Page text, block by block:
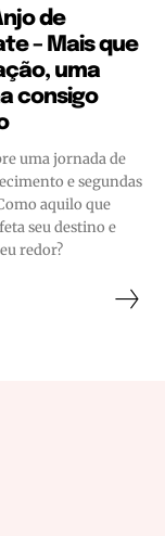
de
– Mais que
uma
consigo
uma jornada de
e segundas
aquilo que
seu destino e
redor?